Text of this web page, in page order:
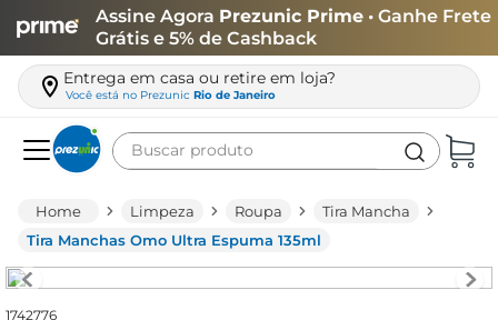
Assine Agora Prezunic Prime • Ganhe Frete
Grátis e 5% de Cashback
Entrega em casa ou retire em loja?
Você está no Prezunic Rio de Janeiro
Buscar produto
Limpeza Roupa
Tira Mancha
Tira Manchas Omo Ultra Espuma 135ml
1742776
leite